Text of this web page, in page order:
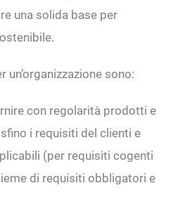
una solida base per
un’organizzazione sono:
con regolarità prodotti e
i requisiti del clienti e
(per requisiti cogenti
di requisiti obbligatori e